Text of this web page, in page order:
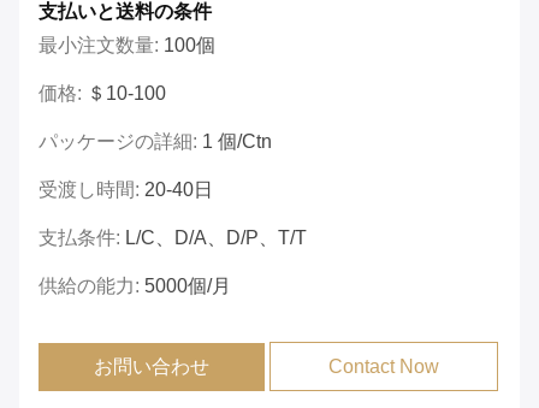
支払いと送料の条件
最小注文数量: 100個
価格: ＄10-100
パッケージの詳細: 1 個/ctn
受渡し時間: 20-40日
支払条件: L/C、D/A、D/P、T/T
供給の能力: 5000個/月
お問い合わせ Contact Now